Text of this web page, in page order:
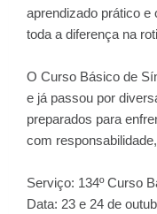
aprendizado prático
toda a diferença na
O Curso Básico de
e já passou por
preparados para
com
Serviço: 134º Curso
Data: 23 e 24 de